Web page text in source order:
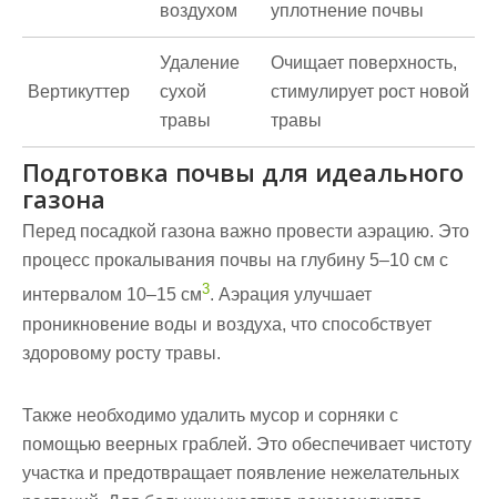
воздухом
уплотнение почвы
Вертикуттер
Удаление
сухой
травы
Очищает поверхность,
стимулирует рост новой
травы
Подготовка почвы для идеального
газона
Перед посадкой газона важно провести аэрацию. Это
процесс прокалывания почвы на глубину 5–10 см с
интервалом 10–15 см3. Аэрация улучшает
проникновение воды и воздуха, что способствует
здоровому росту травы.
Также необходимо удалить мусор и сорняки с
помощью веерных граблей. Это обеспечивает чистоту
участка и предотвращает появление нежелательных